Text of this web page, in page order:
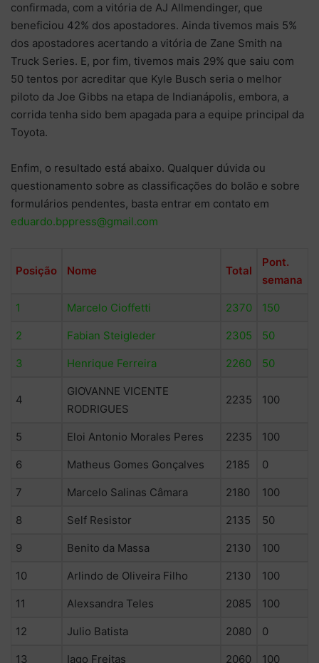
confirmada, com a vitória de AJ Allmendinger, que
beneficiou 42% dos apostadores. Ainda tivemos mais 5%
dos apostadores acertando a vitória de Zane Smith na
Truck Series. E, por fim, tivemos mais 29% que saiu com
50 tentos por acreditar que Kyle Busch seria o melhor
piloto da Joe Gibbs na etapa de Indianápolis, embora, a
corrida tenha sido bem apagada para a equipe principal da
Toyota.
Enfim, o resultado está abaixo. Qualquer dúvida ou
questionamento sobre as classificações do bolão e sobre
formulários pendentes, basta entrar em contato em
eduardo.bppress@gmail.com
Posição Nome Total
Pont.
semana
1 Marcelo Cioffetti 2370 150
2 Fabian Steigleder 2305 50
3 Henrique Ferreira 2260 50
4
GIOVANNE VICENTE
RODRIGUES
2235 100
5 Eloi Antonio Morales Peres 2235 100
6 Matheus Gomes Gonçalves 2185 0
7 Marcelo Salinas Câmara 2180 100
8 Self Resistor 2135 50
9 Benito da Massa 2130 100
10 Arlindo de Oliveira Filho 2130 100
11 Alexsandra Teles 2085 100
12 Julio Batista 2080 0
13 Iago Freitas 2060 100